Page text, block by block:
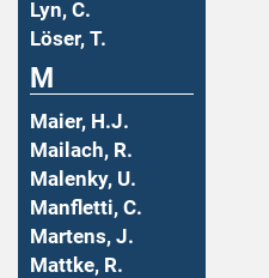
Lyn, C.
Löser, T.
M
Maier, H.J.
Mailach, R.
Malenky, U.
Manfletti, C.
Martens, J.
Mattke, R.